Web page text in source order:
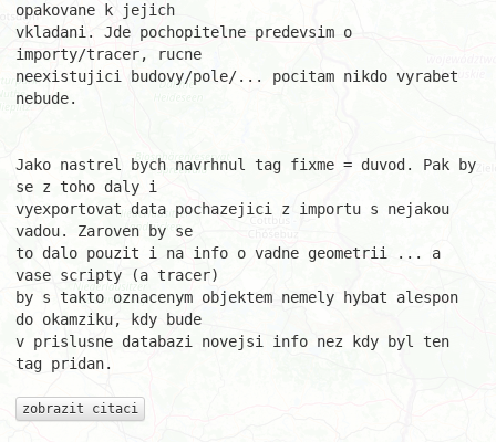
opakovane k jejich
vkladani. Jde pochopitelne predevsim o
importy/tracer, rucne
neexistujici budovy/pole/... pocitam nikdo vyrabet
nebude.
Jako nastrel bych navrhnul tag fixme = duvod. Pak by
se z toho daly i
vyexportovat data pochazejici z importu s nejakou
vadou. Zaroven by se
to dalo pouzit i na info o vadne geometrii ... a
vase scripty (a tracer)
by s takto oznacenym objektem nemely hybat alespon
do okamziku, kdy bude
v prislusne databazi novejsi info nez kdy byl ten
tag pridan.
zobrazit citaci